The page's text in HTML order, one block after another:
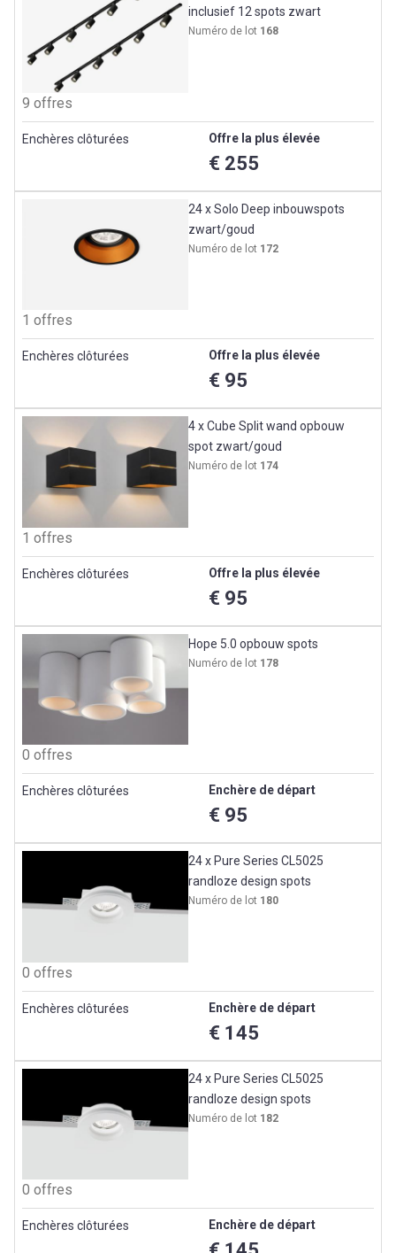
inclusief 12 spots zwart
Numéro de lot 168
9 offres
Enchères clôturées Offre la plus élevée
€ 255
24 x Solo Deep inbouwspots
zwart/goud
Numéro de lot 172
1 offres
Enchères clôturées Offre la plus élevée
€ 95
4 x Cube Split wand opbouw
spot zwart/goud
Numéro de lot 174
1 offres
Enchères clôturées Offre la plus élevée
€ 95
Hope 5.0 opbouw spots
Numéro de lot 178
0 offres
Enchères clôturées Enchère de départ
€ 95
24 x Pure Series CL5025
randloze design spots
Numéro de lot 180
0 offres
Enchères clôturées Enchère de départ
€ 145
24 x Pure Series CL5025
randloze design spots
Numéro de lot 182
0 offres
Enchères clôturées Enchère de départ